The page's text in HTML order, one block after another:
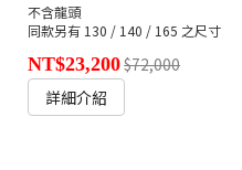
不含龍頭
同款另有 130 / 140 / 165 之尺寸
NT$23,200$72,000
詳細介紹